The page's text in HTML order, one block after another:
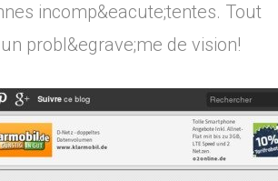
incomp&eacute;tentes. Tout
probl&egrave;me de vision!